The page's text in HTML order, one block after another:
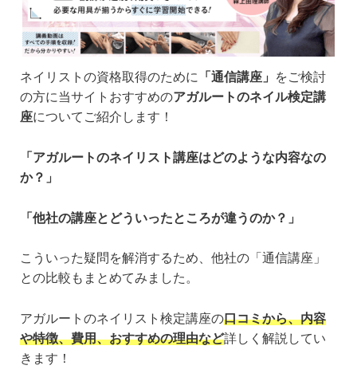
ネイリストの資格取得のために 「通信講座」
をご検討
の方に当サイトおすすめのアガルートのネイル検定講
座についてご紹介します！
「アガルートのネイリスト講座はどのような内容なの
か？」
「他社の講座とどういったところが違うのか？」
こういった疑問を解消するため、他社の「通信講座」
との比較もまとめてみました。
アガルートのネイリスト検定講座の口コミから、内容
や特徴、費用、おすすめの理由など詳しく解説してい
きます！